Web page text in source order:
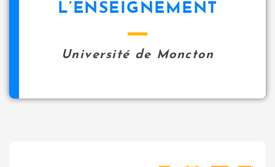
L’ENSEIGNEMENT
Université de Moncton